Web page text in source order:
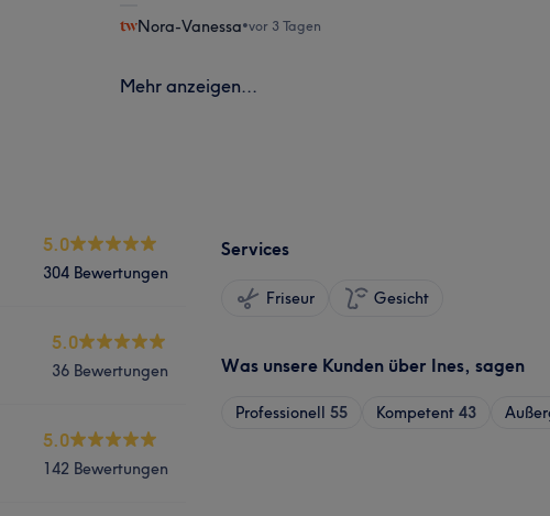
Nora-Vanessa•vor 3 Tagen
Mehr anzeigen...
5.0
304 Bewertungen
5.0
36 Bewertungen
5.0
142 Bewertungen
Services
Friseur Gesicht
Was unsere Kunden über Ines, sagen
Professionell 55 Kompetent 43